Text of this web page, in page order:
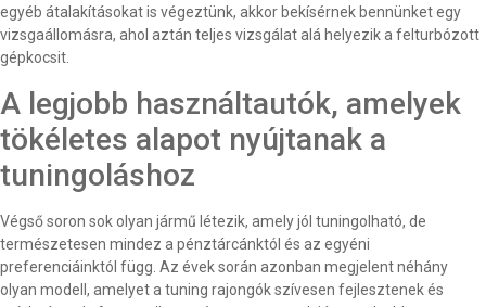
egyéb átalakításokat is végeztünk, akkor bekísérnek bennünket egy
vizsgaállomásra, ahol aztán teljes vizsgálat alá helyezik a felturbózott
gépkocsit.
A legjobb használtautók, amelyek
tökéletes alapot nyújtanak a
tuningoláshoz
Végső soron sok olyan jármű létezik, amely jól tuningolható, de
természetesen mindez a pénztárcánktól és az egyéni
preferenciáinktól függ. Az évek során azonban megjelent néhány
olyan modell, amelyet a tuning rajongók szívesen fejlesztenek és